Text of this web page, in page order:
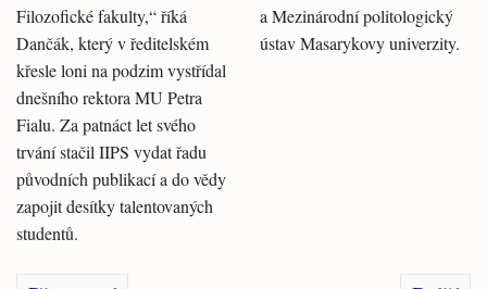
Filozofické fakulty,“ říká
Dančák, který v ředitelském
křesle loni na podzim vystřídal
dnešního rektora MU Petra
Fialu. Za patnáct let svého
trvání stačil IIPS vydat řadu
původních publikací a do vědy
zapojit desítky talentovaných
studentů.
a Mezinárodní politologický
ústav Masarykovy univerzity.